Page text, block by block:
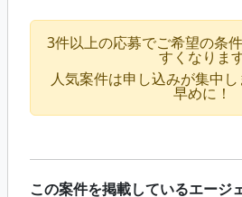
3件以上の応募でご希望の条
すくなりま
人気案件は申し込みが集中
早めに！
この案件を掲載しているエージ